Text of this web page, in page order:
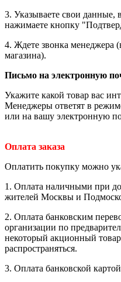
3. Указываете свои данные,
нажимаете кнопку
4. Ждете звонка менеджера
магазина).
Письмо на электронную
Укажите какой товар вас
Менеджеры ответят в
или на вашу электронную
Оплата заказа
Оплатить покупку можно
1. Оплата наличными при
жителей Москвы и
2. Оплата банковским
организации по
некоторый акционный
распространяться.
3. Оплата банковской